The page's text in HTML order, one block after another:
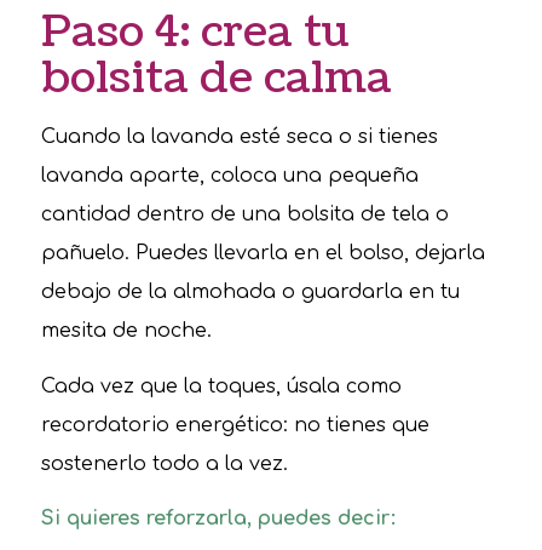
Paso 4: crea tu
bolsita de calma
Cuando la lavanda esté seca o si tienes
lavanda aparte, coloca una pequeña
cantidad dentro de una bolsita de tela o
pañuelo. Puedes llevarla en el bolso, dejarla
debajo de la almohada o guardarla en tu
mesita de noche.
Cada vez que la toques, úsala como
recordatorio energético: no tienes que
sostenerlo todo a la vez.
Si quieres reforzarla, puedes decir: